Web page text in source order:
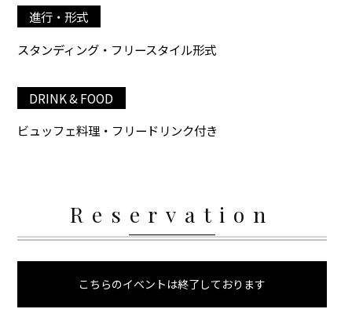
進行・形式
スタンディング・フリースタイル形式
DRINK & FOOD
ビュッフェ料理・フリードリンク付き
Reservation
こちらのイベントは終了しております